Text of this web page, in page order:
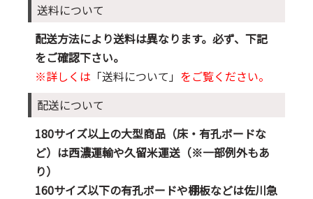
送料について
配送方法により送料は異なります。必ず、下記
をご確認下さい。
※詳しくは 「送料について」 をご覧ください。
配送について
180サイズ以上の大型商品（床・有孔ボードな
ど）は西濃運輸や久留米運送（※一部例外もあ
り）
160サイズ以下の有孔ボードや棚板などは佐川急